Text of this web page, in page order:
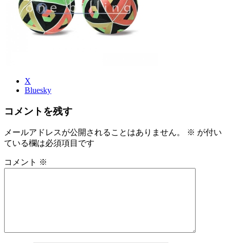
X
Bluesky
コメントを残す
メールアドレスが公開されることはありません。 ※ が付い
ている欄は必須項目です
コメント ※